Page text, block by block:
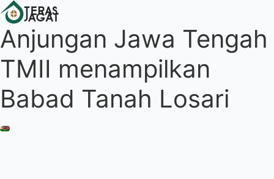
Anjungan Jawa Tengah
TMII menampilkan
Babad Tanah Losari